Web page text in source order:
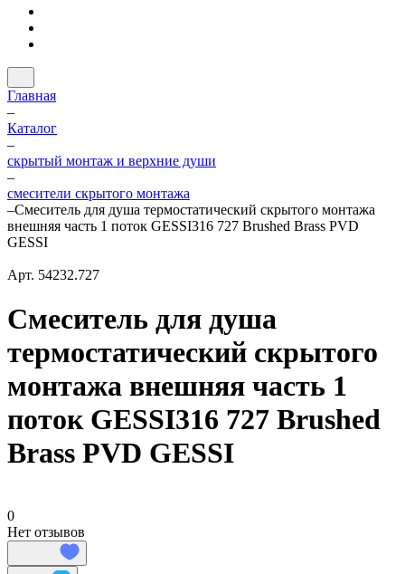
Главная
–
Каталог
–
скрытый монтаж и верхние души
–
смесители скрытого монтажа
–Смеситель для душа термостатический скрытого монтажа
внешняя часть 1 поток GESSI316 727 Brushed Brass PVD
GESSI
Арт. 54232.727
Смеситель для душа
термостатический скрытого
монтажа внешняя часть 1
поток GESSI316 727 Brushed
Brass PVD GESSI
0
Нет отзывов